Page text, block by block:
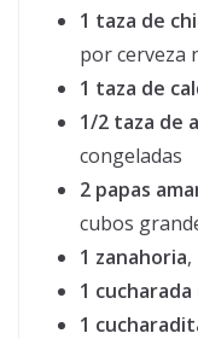
1 taza de
por cerveza
1 taza de
1/2 taza de
congeladas
2 papas
cubos
1 zanahoria
1
1